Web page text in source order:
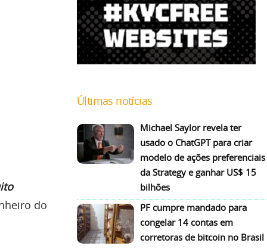
do
Últimas notícias
Michael Saylor revela ter
usado o ChatGPT para criar
modelo de ações preferenciais
da Strategy e ganhar US$ 15
bilhões
PF cumpre mandado para
congelar 14 contas em
corretoras de bitcoin no Brasil